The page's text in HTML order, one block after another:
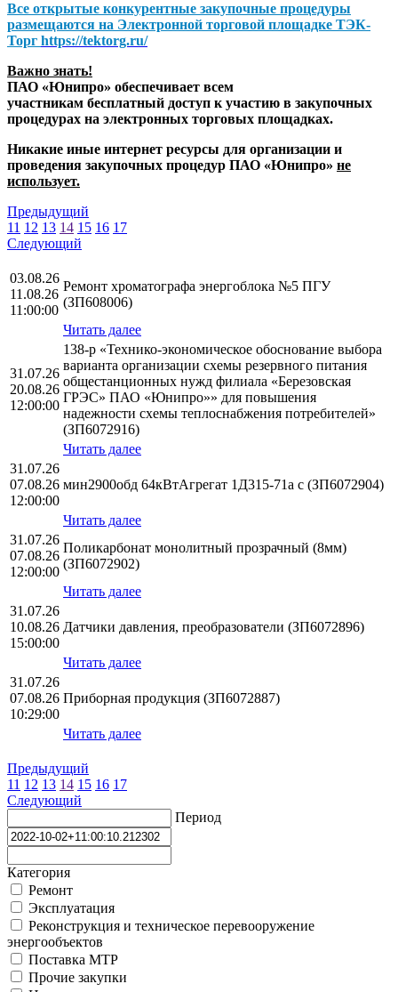
Все открытые конкурентные закупочные процедуры
размещаются на Электронной торговой площадке ТЭК-
Торг https://tektorg.ru/
Важно знать!
ПАО «Юнипро» обеспечивает всем
участникам бесплатный доступ к участию в закупочных
процедурах на электронных торговых площадках.
Никакие иные интернет ресурсы для организации и
проведения закупочных процедур ПАО «Юнипро» не
использует.
Предыдущий
11 12 13 14 15 16 17
Следующий
03.08.26
11.08.26
11:00:00
Ремонт хроматографа энергоблока №5 ПГУ
(ЗП608006)
Читать далее
31.07.26
20.08.26
12:00:00
138-р «Технико-экономическое обоснование выбора
варианта организации схемы резервного питания
общестанционных нужд филиала «Березовская
ГРЭС» ПАО «Юнипро»» для повышения
надежности схемы теплоснабжения потребителей»
(ЗП6072916)
Читать далее
31.07.26
07.08.26
12:00:00
мин2900обд 64кВтАгрегат 1Д315-71а с (ЗП6072904)
Читать далее
31.07.26
07.08.26
12:00:00
Поликарбонат монолитный прозрачный (8мм)
(ЗП6072902)
Читать далее
31.07.26
10.08.26
15:00:00
Датчики давления, преобразователи (ЗП6072896)
Читать далее
31.07.26
07.08.26
10:29:00
Приборная продукция (ЗП6072887)
Читать далее
Предыдущий
11 12 13 14 15 16 17
Следующий
Период
Категория
Ремонт
Эксплуатация
Реконструкция и техническое перевооружение
энергообъектов
Поставка МТР
Прочие закупки